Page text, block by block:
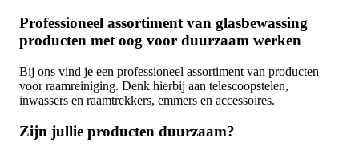
Professioneel assortiment van glasbewassing
producten met oog voor duurzaam werken
Bij ons vind je een professioneel assortiment van producten
voor raamreiniging. Denk hierbij aan telescoopstelen,
inwassers en raamtrekkers, emmers en accessoires.
Zijn jullie producten duurzaam?